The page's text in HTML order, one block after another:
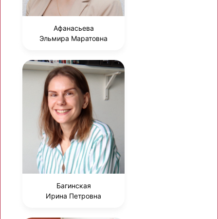
Афанасьева
Эльмира Маратовна
Багинская
Ирина Петровна